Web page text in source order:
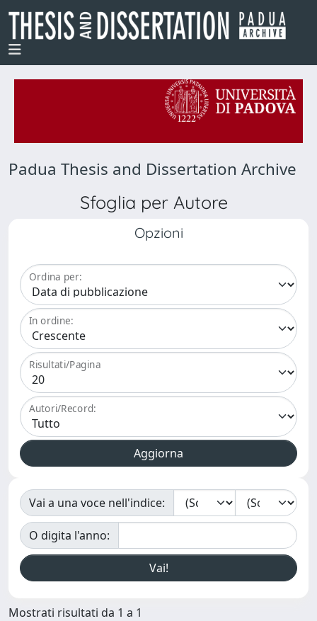
Padua Thesis and Dissertation Archive
Sfoglia per Autore
Opzioni
Ordina per:
In ordine:
Risultati/Pagina
Autori/Record:
Vai a una voce nell'indice:
O digita l'anno:
Mostrati risultati da 1 a 1